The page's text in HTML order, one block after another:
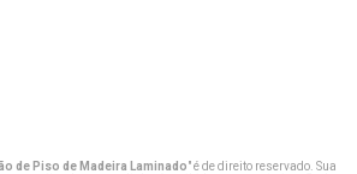
de Piso de Madeira Laminado" é de direito reservado. Sua